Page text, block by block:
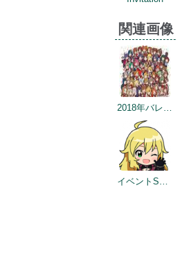
関連画像
2018年バレンタインデー公式ツイート
イベントSD #2